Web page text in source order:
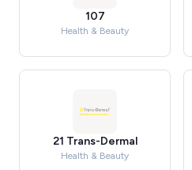
107
Health & Beauty
21 Trans-Dermal
Health & Beauty